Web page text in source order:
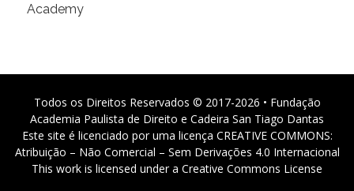
Academy
Todos os Direitos Reservados © 2017-2026 • Fundação
Academia Paulista de Direito e Cadeira San Tiago Dantas
Este site é licenciado por uma licença CREATIVE COMMONS:
Atribuição – Não Comercial – Sem Derivações 4.0 Internacional
This work is licensed under a Creative Commons License